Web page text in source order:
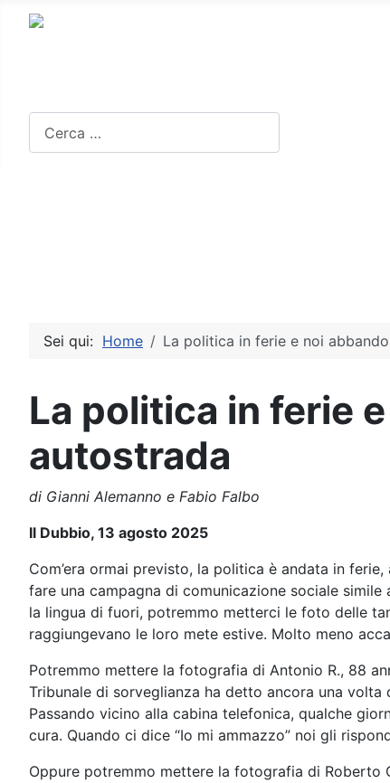
Sei qui: Home La politica in ferie e noi
La politica in ferie
autostrada
di Gianni Alemanno e Fabio Falbo
Il Dubbio, 13 agosto 2025
Com’era ormai previsto, la politica è andata in
fare una campagna di comunicazione sociale
la lingua di fuori, potremmo metterci le foto delle
raggiungevano le loro mete estive. Molto meno
Potremmo mettere la fotografia di Antonio R., 88
Tribunale di sorveglianza ha detto ancora una
Passando vicino alla cabina telefonica, qualche
cura. Quando ci dice “Io mi ammazzo” noi gli
Oppure potremmo mettere la fotografia di Roberto